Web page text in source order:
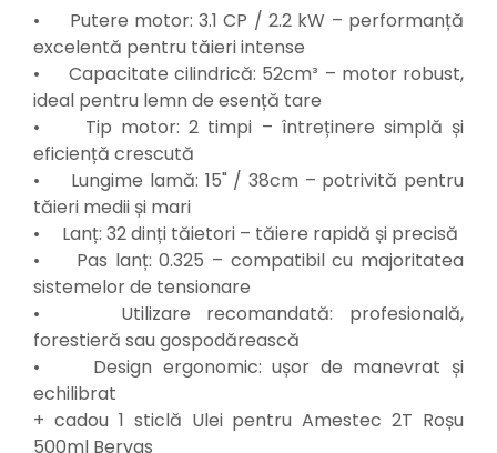
Pistoale de bătut cuie
Polizoare
Seturi aparate electrice
Testere electrice
Unelte multifuncționale
Vibratoare pentru beton
Scule manuale
Aparate de Tăiat Gresie
Briceag multifuncțional
Ciocan
Clești
Dălți pentru Lemn
Menghine
Scule pentru Gresie și Sticlă
Scule pentru grădină
Suflantă frunze
• Putere motor: 3.1 CP / 2.2 kW – performanță
excelentă pentru tăieri intense
• Capacitate cilindrică: 52cm³ – motor robust,
ideal pentru lemn de esență tare
• Tip motor: 2 timpi – întreținere simplă și
eficiență crescută
• Lungime lamă: 15" / 38cm – potrivită pentru
tăieri medii și mari
• Lanț: 32 dinți tăietori – tăiere rapidă și precisă
• Pas lanț: 0.325 – compatibil cu majoritatea
sistemelor de tensionare
• Utilizare recomandată: profesională,
forestieră sau gospodărească
• Design ergonomic: ușor de manevrat și
echilibrat
+ cadou 1 sticlă Ulei pentru Amestec 2T Roșu
500ml Bervas